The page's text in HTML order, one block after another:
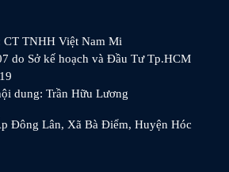
CT TNHH Việt Nam Mi
do Sở kế hoạch và Đầu Tư Tp.HCM
dung: Trần Hữu Lương
Đông Lân, Xã Bà Điểm, Huyện Hóc